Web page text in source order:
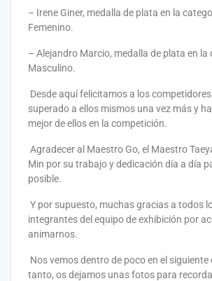
– Irene Giner, medalla de plata en la
Femenino.
– Alejandro Marcio, medalla de plata en
Masculino.
Desde aquí felicitamos a los
superado a ellos mismos una vez más y
mejor de ellos en la competición.
Agradecer al Maestro Go, el Maestro
Min por su trabajo y dedicación día a día
posible.
Y por supuesto, muchas gracias a todos
integrantes del equipo de exhibición por
animarnos.
Nos vemos dentro de poco en el
tanto, os dejamos unas fotos para